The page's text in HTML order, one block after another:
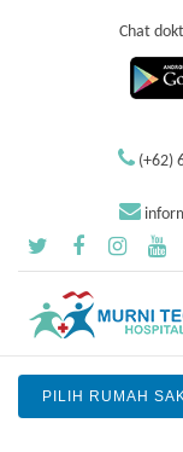
Chat
(+62)
PILIH RUMAH